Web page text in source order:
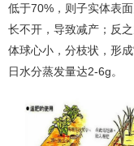
低于70%，则子实体表
长不开，导致减产；反
体球心小，分枝状，形
日水分蒸发量达2-6g。